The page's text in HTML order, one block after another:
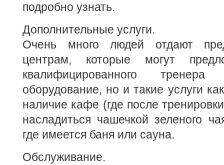
подробно узнать.
Дополнительные услуги.
Очень много людей отдают
центрам, которые могут
квалифицированного
оборудование, но и такие услуги
наличие кафе (где после
насладиться чашечкой зеленого
где имеется баня или сауна.
Обслуживание.